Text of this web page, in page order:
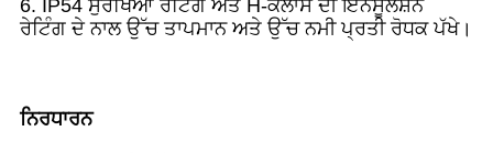
6. IP54 ਸੁਰੱਖਿਆ ਰੇਟਿੰਗ ਅਤੇ H-ਕਲਾਸ ਦੀ ਇਨਸੂਲੇਸ਼ਨ
ਰੇਟਿੰਗ ਦੇ ਨਾਲ ਉੱਚ ਤਾਪਮਾਨ ਅਤੇ ਉੱਚ ਨਮੀ ਪ੍ਰਤੀ ਰੋਧਕ ਪੱਖੇ।
ਨਿਰਧਾਰਨ